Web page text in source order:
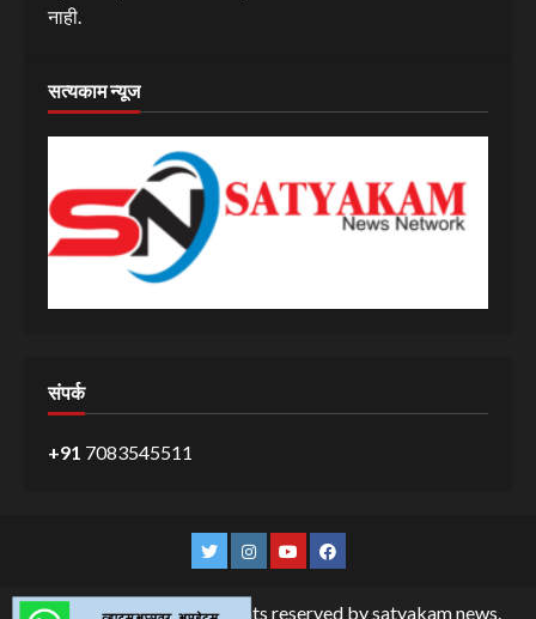
नाही.
सत्यकाम न्यूज
संपर्क
+91 7083545511
TwitterInstagram
YouTubeFacebook
Copyright © 2024. All rights reserved by satyakam news.